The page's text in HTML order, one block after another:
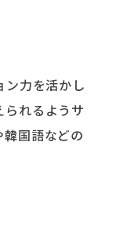
ン力を活かし
れるようサ
国語などの